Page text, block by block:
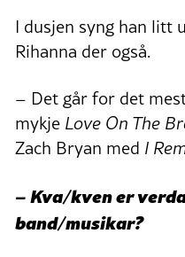
I dusjen syng han litt
Rihanna der også.
– Det går for det
mykje Love On The
Zach Bryan med I
– Kva/kven er
band/musikar?